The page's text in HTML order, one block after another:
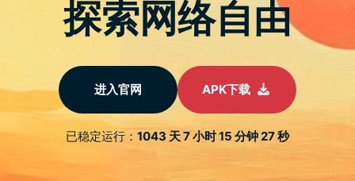
于2022 年 6 月 2 日由热火科技 发布
三星的 Galaxy Z Flip3 是市场上第一款将折叠萤幕价格压低
到与 Galaxy S 旗舰机近似的摺叠手机，虽然相机、电池不
及同级旗舰机，不过却吸引不少摺叠萤幕的尝鲜族，上市後